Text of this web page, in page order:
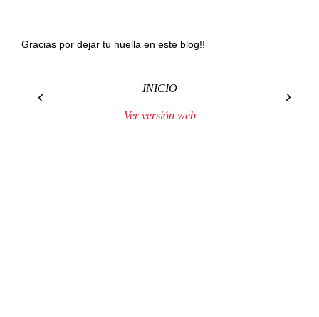
Gracias por dejar tu huella en este blog!!
‹ ›
INICIO
Ver versión web